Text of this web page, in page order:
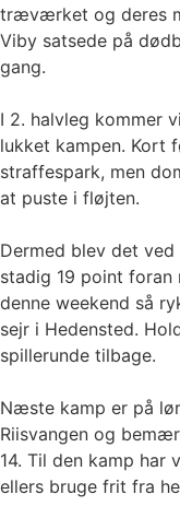
træværket og deres
Viby satsede på
gang.
I 2. halvleg kommer
lukket kampen. Kort
straffespark, men
at puste i fløjten.
Dermed blev det
stadig 19 point
denne weekend så
sejr i Hedensted.
spillerunde tilbage.
Næste kamp er på
Riisvangen og
14. Til den kamp har
ellers bruge frit fra